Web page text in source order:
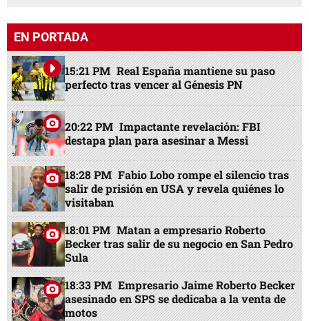
EN PORTADA
15:21 PM Real España mantiene su paso
perfecto tras vencer al Génesis PN
20:22 PM Impactante revelación: FBI
destapa plan para asesinar a Messi
18:28 PM Fabio Lobo rompe el silencio tras
salir de prisión en USA y revela quiénes lo
visitaban
18:01 PM Matan a empresario Roberto
Becker tras salir de su negocio en San Pedro
Sula
18:33 PM Empresario Jaime Roberto Becker
asesinado en SPS se dedicaba a la venta de
motos